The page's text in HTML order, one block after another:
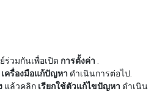
ร่วมกันเพื่อเปิด การตั้งค่า
เครื่องมือแก้ปัญหา ดำเนินการต่อไป.
แล้วคลิก เรียกใช้ตัวแก้ไขปัญหา ดำเนิน